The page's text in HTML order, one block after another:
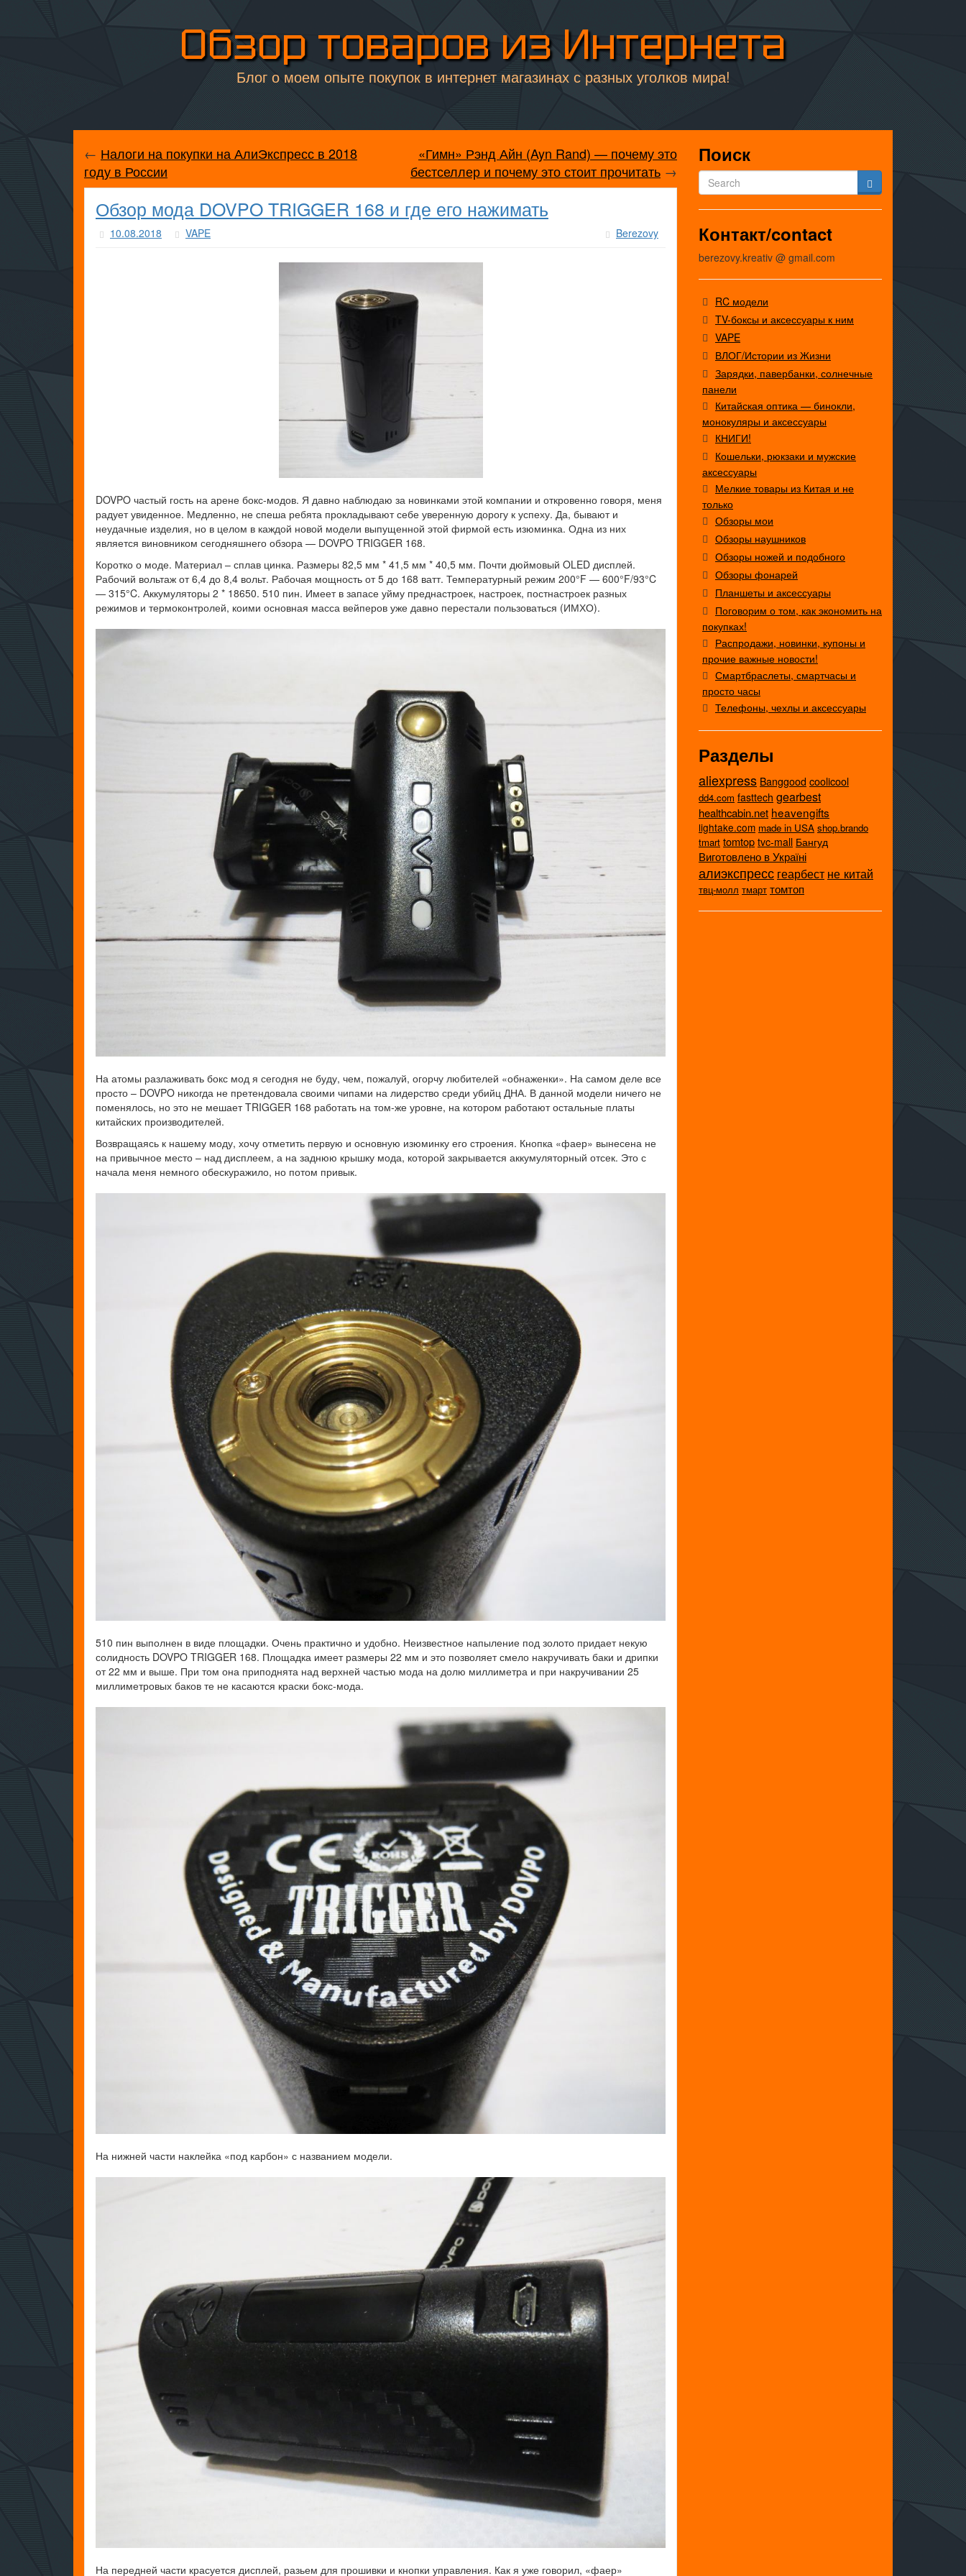
Обзор товаров из Интернета
Блог о моем опыте покупок в интернет магазинах с разных уголков мира!
← Налоги на покупки на АлиЭкспресс в 2018
году в России
«Гимн» Рэнд Айн (Ayn Rand) — почему это
бестселлер и почему это стоит прочитать →
Обзор мода DOVPO TRIGGER 168 и где его нажимать
10.08.2018 VAPE Berezovy
DOVPO частый гость на арене бокс-модов. Я давно наблюдаю за новинками этой компании и откровенно говоря, меня
радует увиденное. Медленно, не спеша ребята прокладывают себе уверенную дорогу к успеху. Да, бывают и
неудачные изделия, но в целом в каждой новой модели выпущенной этой фирмой есть изюминка. Одна из них
является виновником сегодняшнего обзора — DOVPO TRIGGER 168.
Коротко о моде. Материал – сплав цинка. Размеры 82,5 мм * 41,5 мм * 40,5 мм. Почти дюймовый OLED дисплей.
Рабочий вольтаж от 6,4 до 8,4 вольт. Рабочая мощность от 5 до 168 ватт. Температурный режим 200°F — 600°F/93°C
— 315°C. Аккумуляторы 2 * 18650. 510 пин. Имеет в запасе уйму преднастроек, настроек, постнастроек разных
режимов и термоконтролей, коими основная масса вейперов уже давно перестали пользоваться (ИМХО).
На атомы разлаживать бокс мод я сегодня не буду, чем, пожалуй, огорчу любителей «обнаженки». На самом деле все
просто – DOVPO никогда не претендовала своими чипами на лидерство среди убийц ДНА. В данной модели ничего не
поменялось, но это не мешает TRIGGER 168 работать на том-же уровне, на котором работают остальные платы
китайских производителей.
Возвращаясь к нашему моду, хочу отметить первую и основную изюминку его строения. Кнопка «фаер» вынесена не
на привычное место – над дисплеем, а на заднюю крышку мода, которой закрывается аккумуляторный отсек. Это с
начала меня немного обескуражило, но потом привык.
510 пин выполнен в виде площадки. Очень практично и удобно. Неизвестное напыление под золото придает некую
солидность DOVPO TRIGGER 168. Площадка имеет размеры 22 мм и это позволяет смело накручивать баки и дрипки
от 22 мм и выше. При том она приподнята над верхней частью мода на долю миллиметра и при накручивании 25
миллиметровых баков те не касаются краски бокс-мода.
На нижней части наклейка «под карбон» с названием модели.
На передней части красуется дисплей, разьем для прошивки и кнопки управления. Как я уже говорил, «фаер»
Поиск
Контакт/contact
berezovy.kreativ @ gmail.com
RC модели
TV-боксы и аксессуары к ним
VAPE
ВЛОГ/Истории из Жизни
Зарядки, павербанки, солнечные
панели
Китайская оптика — бинокли,
монокуляры и аксессуары
КНИГИ!
Кошельки, рюкзаки и мужские
аксессуары
Мелкие товары из Китая и не
только
Обзоры мои
Обзоры наушников
Обзоры ножей и подобного
Обзоры фонарей
Планшеты и аксессуары
Поговорим о том, как экономить на
покупках!
Распродажи, новинки, купоны и
прочие важные новости!
Смартбраслеты, смартчасы и
просто часы
Телефоны, чехлы и аксессуары
Разделы
aliexpress Banggood coolicool
dd4.com fasttech gearbest
healthcabin.net heavengifts
lightake.com made in USA shop.brando
tmart tomtop tvc-mall Бангуд
Виготовлено в Україні
алиэкспресс геарбест не китай
твц-молл тмарт томтоп